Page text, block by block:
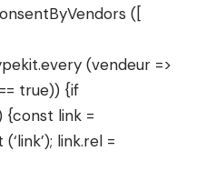
([
(vendeur =>
true)) {if
{const link =
link.rel =